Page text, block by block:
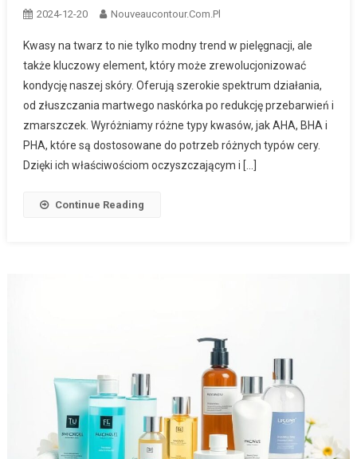
2024-12-20 Nouveaucontour.com.pl
Kwasy na twarz to nie tylko modny trend w pielęgnacji, ale
także kluczowy element, który może zrewolucjonizować
kondycję naszej skóry. Oferują szerokie spektrum działania,
od złuszczania martwego naskórka po redukcję przebarwień i
zmarszczek. Wyróżniamy różne typy kwasów, jak AHA, BHA i
PHA, które są dostosowane do potrzeb różnych typów cery.
Dzięki ich właściwościom oczyszczającym i […]
Continue Reading